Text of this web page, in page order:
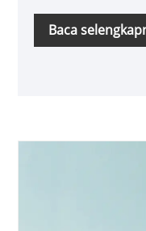
dan beberapa
Baca